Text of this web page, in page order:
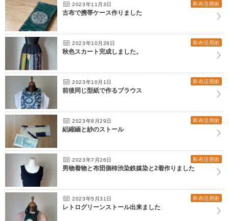
2023年11月3日 和布活用術
古布で携帯ケース作りました
2023年10月28日 和布活用術
秋色スカート完成しました。
2023年10月1日 和布活用術
前後同じ型紙で作るブラウス
2023年8月29日 和布活用術
絽縮緬と紗のストール
2023年7月26日 和布活用術
男物着物と布団側柿渋染鉄媒染と2着作りました
2023年5月31日 和布活用術
レトログリーンストール出来ました